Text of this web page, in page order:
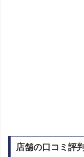
店舗の口コミ評判